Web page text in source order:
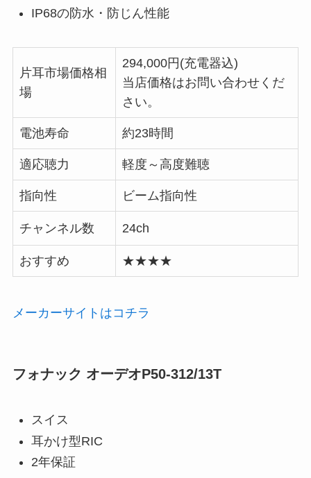
IP68の防水・防じん性能
片耳市場価格相
場
294,000円(充電器込)
当店価格はお問い合わせくだ
さい。
電池寿命 約23時間
適応聴力 軽度～高度難聴
指向性 ビーム指向性
チャンネル数 24ch
おすすめ ★★★★
メーカーサイトはコチラ
フォナック オーデオP50-312/13T
スイス
耳かけ型RIC
2年保証